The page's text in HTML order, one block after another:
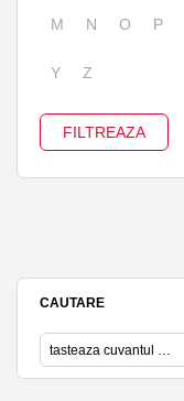
M N O P
Y Z
CAUTARE